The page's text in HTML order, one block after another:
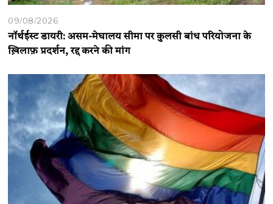
09/08/2026
नॉर्थईस्ट डायरी: असम-मेघालय सीमा पर कुलसी बांध परियोजना के
ख़िलाफ़ प्रदर्शन, रद्द करने की मांग